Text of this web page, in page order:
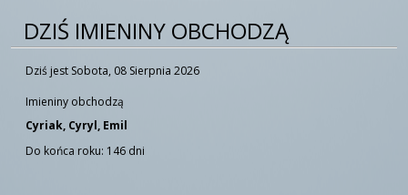
DZIŚ IMIENINY OBCHODZĄ
Dziś jest Sobota, 08 Sierpnia 2026
Imieniny obchodzą
Cyriak, Cyryl, Emil
Do końca roku: 146 dni